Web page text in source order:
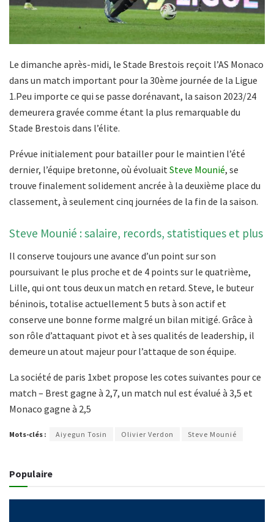
Le dimanche après-midi, le Stade Brestois reçoit l’AS Monaco
dans un match important pour la 30ème journée de la Ligue
1.Peu importe ce qui se passe dorénavant, la saison 2023/24
demeurera gravée comme étant la plus remarquable du
Stade Brestois dans l’élite.
Prévue initialement pour batailler pour le maintien l’été
dernier, l’équipe bretonne, où évoluait Steve Mounié, se
trouve finalement solidement ancrée à la deuxième place du
classement, à seulement cinq journées de la fin de la saison.
Steve Mounié : salaire, records, statistiques et plus
Il conserve toujours une avance d’un point sur son
poursuivant le plus proche et de 4 points sur le quatrième,
Lille, qui ont tous deux un match en retard. Steve, le buteur
béninois, totalise actuellement 5 buts à son actif et
conserve une bonne forme malgré un bilan mitigé. Grâce à
son rôle d’attaquant pivot et à ses qualités de leadership, il
demeure un atout majeur pour l’attaque de son équipe.
La société de paris 1xbet propose les cotes suivantes pour ce
match – Brest gagne à 2,7, un match nul est évalué à 3,5 et
Monaco gagne à 2,5
Mots-clés : Aiyegun Tosin Olivier Verdon Steve Mounié
Populaire